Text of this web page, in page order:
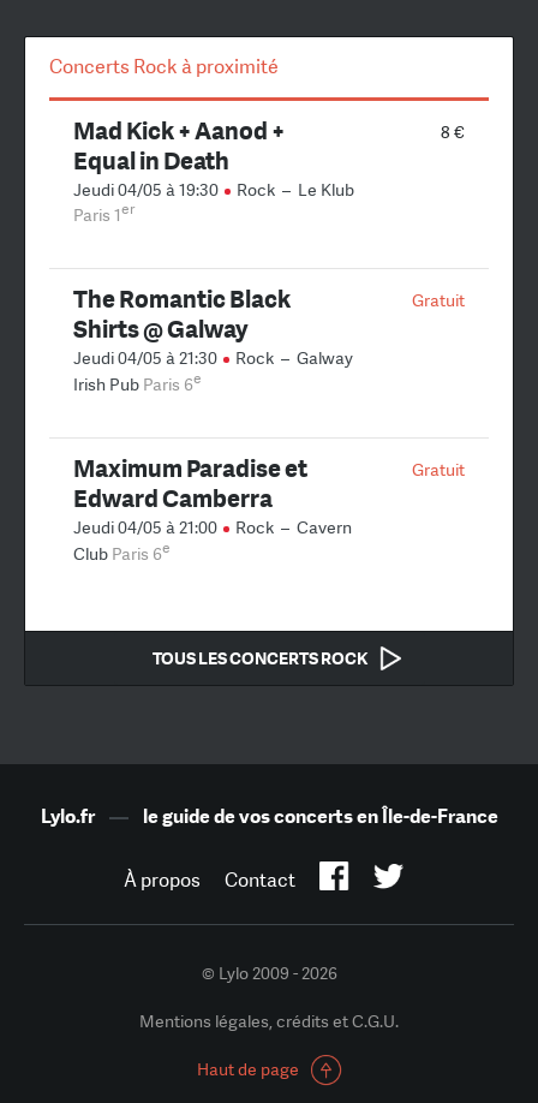
Concerts Rock à proximité
8 €
Mad Kick + Aanod +
Equal in Death
Jeudi 04/05 à 19:30 Rock – Le Klub
Paris 1er
Gratuit
The Romantic Black
Shirts @ Galway
Jeudi 04/05 à 21:30 Rock – Galway
Irish Pub Paris 6e
Gratuit
Maximum Paradise et
Edward Camberra
Jeudi 04/05 à 21:00 Rock – Cavern
Club Paris 6e
TOUS LES CONCERTS ROCK
Lylo.fr— le guide de vos concerts en Île-de-France
À propos Contact
© Lylo 2009 - 2026
Mentions légales, crédits et C.G.U.
Haut de page